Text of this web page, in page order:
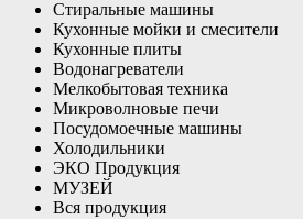
Стиральные машины
Кухонные мойки и смесители
Кухонные плиты
Водонагреватели
Мелкобытовая техника
Микроволновые печи
Посудомоечные машины
Холодильники
ЭКО Продукция
МУЗЕЙ
Вся продукция